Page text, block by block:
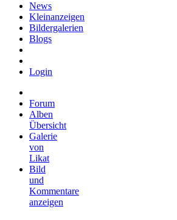
News
Kleinanzeigen
Bildergalerien
Blogs
Login
Forum
Alben
Übersicht
Galerie
von
Likat
Bild
und
Kommentare
anzeigen